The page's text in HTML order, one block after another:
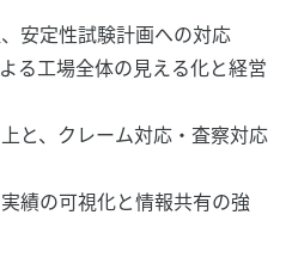
安定性試験計画への対応
る工場全体の見える化と経営
と、クレーム対応・査察対応
績の可視化と情報共有の強